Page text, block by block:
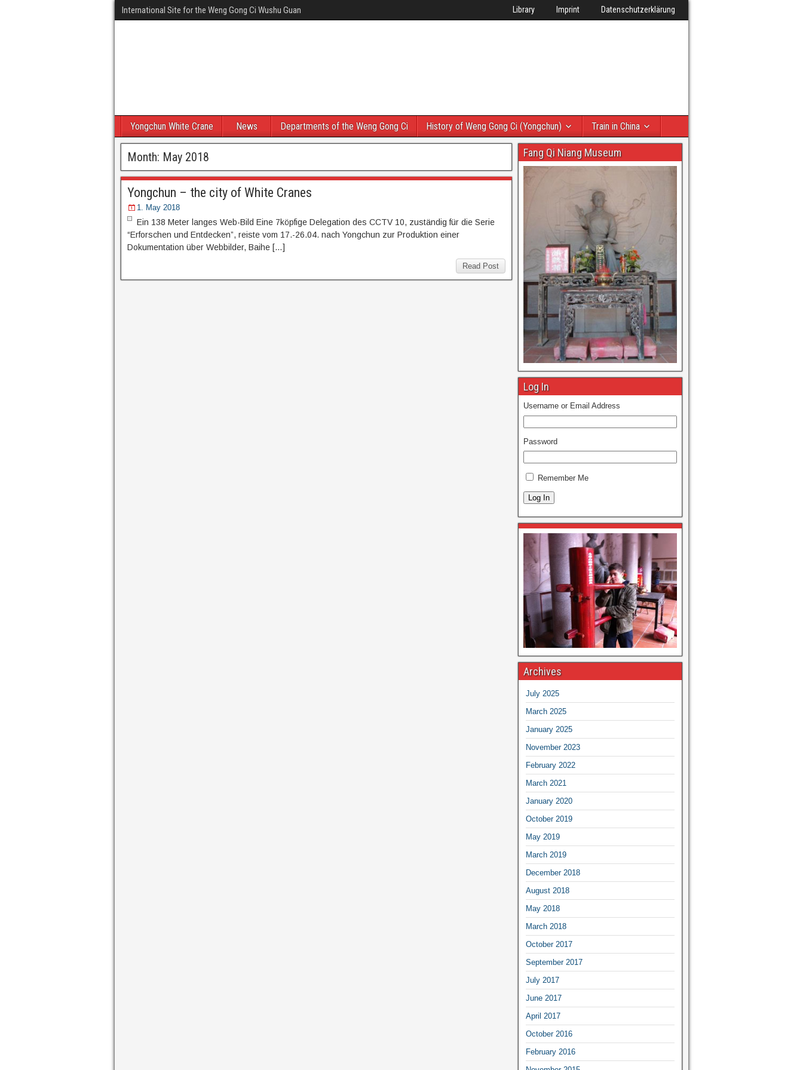
International Site for the Weng Gong Ci Wushu Guan Library Imprint Datenschutzerklärung
Yongchun White Crane News Departments of the Weng Gong Ci History of Weng Gong Ci (Yongchun) Train in China
Month: May 2018
Yongchun – the city of White Cranes
1. May 2018
Ein 138 Meter langes Web-Bild Eine 7köpfige Delegation des CCTV 10, zuständig für die Serie
“Erforschen und Entdecken”, reiste vom 17.-26.04. nach Yongchun zur Produktion einer
Dokumentation über Webbilder, Baihe […]
Read Post
Fang Qi Niang Museum
Log In
Username or Email Address
Password
Remember Me
Log In
Archives
July 2025
March 2025
January 2025
November 2023
February 2022
March 2021
January 2020
October 2019
May 2019
March 2019
December 2018
August 2018
May 2018
March 2018
October 2017
September 2017
July 2017
June 2017
April 2017
October 2016
February 2016